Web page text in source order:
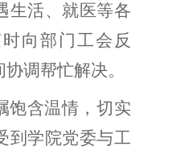
生活、就医等各
向部门工会反
调帮忙解决。
饱含温情，切实
到学院党委与工